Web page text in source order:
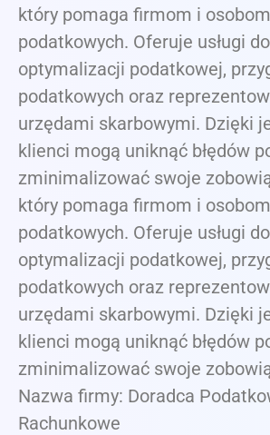
który pomaga firmom i
podatkowych. Oferuje usługi
optymalizacji podatkowej,
podatkowych oraz
urzędami skarbowymi. Dzięki
klienci mogą uniknąć błędów
zminimalizować swoje
który pomaga firmom i
podatkowych. Oferuje usługi
optymalizacji podatkowej,
podatkowych oraz
urzędami skarbowymi. Dzięki
klienci mogą uniknąć błędów
zminimalizować swoje
Nazwa firmy: Doradca
Rachunkowe